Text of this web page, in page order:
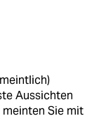
Aussichten
Sie mit